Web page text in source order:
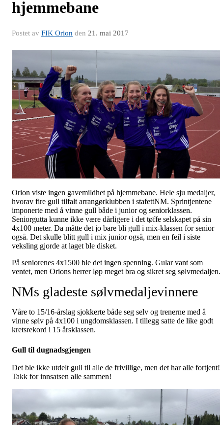
hjemmebane
Postet av FIK Orion den 21. mai 2017
Orion viste ingen gavemildhet på hjemmebane. Hele sju medaljer,
hvorav fire gull tilfalt arrangørklubben i stafettNM. Sprintjentene
imponerte med å vinne gull både i junior og seniorklassen.
Seniorgutta kunne ikke være dårligere i det tøffe selskapet på sin
4x100 meter. Da måtte det jo bare bli gull i mix-klassen for senior
også. Det skulle blitt gull i mix junior også, men en feil i siste
veksling gjorde at laget ble disket.
På seniorenes 4x1500 ble det ingen spenning. Gular vant som
ventet, men Orions herrer løp meget bra og sikret seg sølvmedaljen.
NMs gladeste sølvmedaljevinnere
Våre to 15/16-årslag sjokkerte både seg selv og trenerne med å
vinne sølv på 4x100 i ungdomsklassen. I tillegg satte de like godt
kretsrekord i 15 årsklassen.
Gull til dugnadsgjengen
Det ble ikke utdelt gull til alle de frivillige, men det har alle
Takk for innsatsen alle sammen!